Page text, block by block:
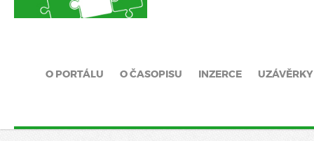
O PORTÁLU O ČASOPISU INZERCE UZÁVĚRKY